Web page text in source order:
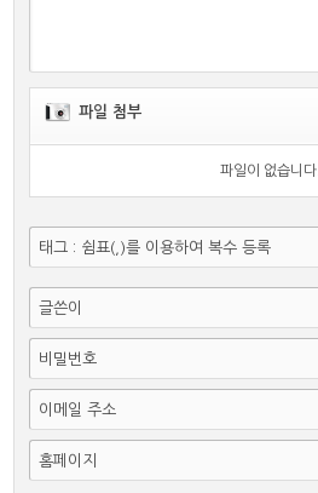
파일 첨부
파일이 없습니다.
태그 : 쉼표(,)를 이용하여 복수 등록
글쓴이
비밀번호
이메일 주소
홈페이지